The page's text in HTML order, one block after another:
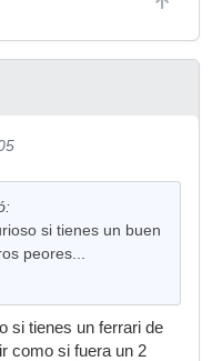
si tienes un buen
peores...
si tienes un ferrari de
como si fuera un 2